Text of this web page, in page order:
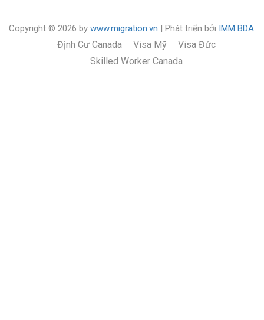
Copyright © 2026 by www.migration.vn | Phát triển bởi IMM BDA.
Định Cư Canada Visa Mỹ
Visa Đức
Skilled Worker Canada